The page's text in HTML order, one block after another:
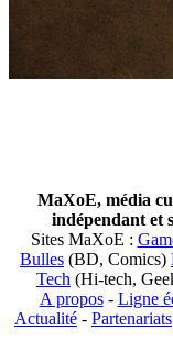
MaXoE, média
indépendant et
Sites MaXoE :
Bulles (BD, Comics)
Tech (Hi-tech,
A propos- Ligne
Actualité - Partenariats